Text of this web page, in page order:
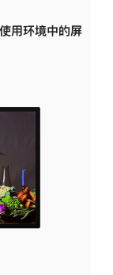
用环境中的屏